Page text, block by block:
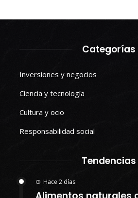
Categorías
Inversiones y negocios
Ciencia y tecnología
Cultura y ocio
Responsabilidad social
Tendencias
Hace 2 días